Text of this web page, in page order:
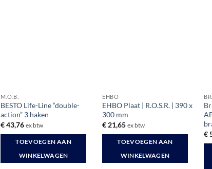
M.O.B.
BESTO Life-Line “double-
action” 3 haken
€43,76 ex btw
TOEVOEGEN AAN
WINKELWAGEN
EHBO
EHBO Plaat | R.O.S.R. | 390 x
300 mm
€ 21,65 ex btw
TOEVOEGEN AAN
WINKELWAGEN
€